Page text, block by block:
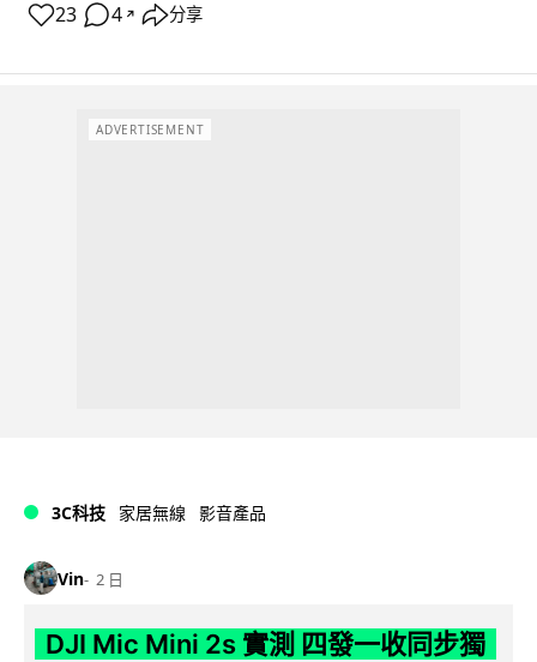
23 4 ↗ 分享
ADVERTISEMENT
3C科技 家居無線 影音產品
Vin 2 日
DJI Mic Mini 2s 實測 四發一收同步獨